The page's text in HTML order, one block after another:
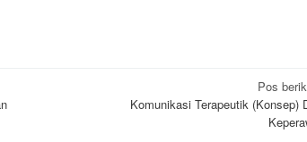
Pos
Komunikasi Terapeutik (Konsep)